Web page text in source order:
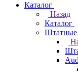
Каталог
Назад
Каталог
Штатные